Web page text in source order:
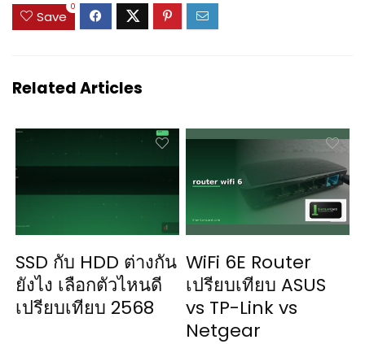
Save
0
Related Articles
SSD กับ HDD ต่างกัน
ยังไง เลือกตัวไหนดี
เปรียบเทียบ 2568
WiFi 6E Router
เปรียบเทียบ ASUS
vs TP-Link vs
Netgear